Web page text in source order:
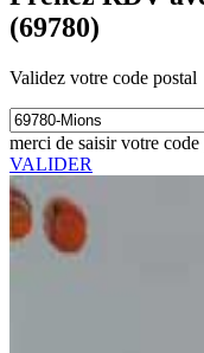
(69780)
Validez votre code postal
merci de saisir votre code
VALIDER